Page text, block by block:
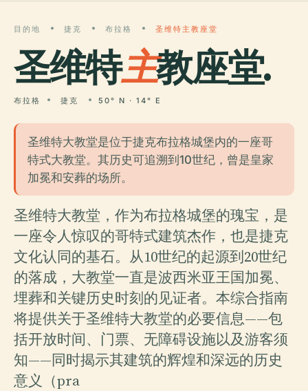
目的地 捷克 布拉格 圣维特主教座堂
圣维特主教座堂.
布拉格 捷克 50° N · 14° E
圣维特大教堂是位于捷克布拉格城堡内的一座哥
特式大教堂。其历史可追溯到10世纪，曾是皇家
加冕和安葬的场所。
圣维特大教堂，作为布拉格城堡的瑰宝，是
一座令人惊叹的哥特式建筑杰作，也是捷克
文化认同的基石。从10世纪的起源到20世纪
的落成，大教堂一直是波西米亚王国加冕、
埋葬和关键历史时刻的见证者。本综合指南
将提供关于圣维特大教堂的必要信息——包
括开放时间、门票、无障碍设施以及游客须
知——同时揭示其建筑的辉煌和深远的历史
意义（pra